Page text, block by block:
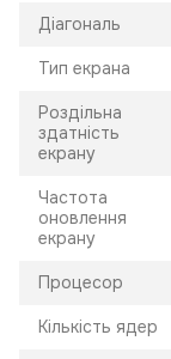
Діагональ
Тип екрана
Роздільна
здатність
екрану
Частота
оновлення
екрану
Процесор
Кількість ядер